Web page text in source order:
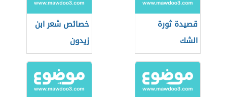
قصيدة ثورة
الشك
خصائص شعر ابن
زيدون